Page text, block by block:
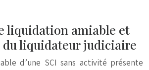
liquidation amiable et
liquidateur judiciaire
d’une SCI sans activité présente